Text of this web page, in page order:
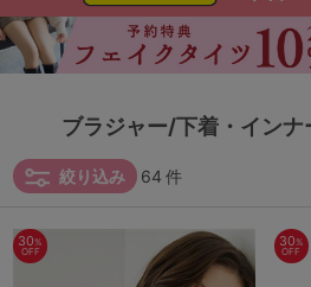
ナイトブラ ノンワイヤー 特盛ブラ
折り畳み
パジャマ ストッキング
カテゴリから探す
ルームウェア
ブラジャー/下着・イン
64 件
絞り込み
30%
OFF
30%
OFF